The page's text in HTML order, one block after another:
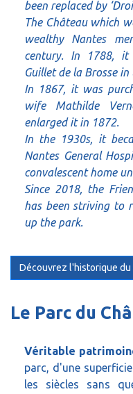
been replaced by
The Château which
wealthy Nantes
century. In 1788, it
Guillet de la Brosse
In 1867, it was
wife Mathilde
enlarged it in 1872.
In the 1930s, it
Nantes General
convalescent home
Since 2018, the
has been striving to
up the park.
Découvrez l'historique du
Le Parc du
Véritable
parc, d'une
les siècles sans